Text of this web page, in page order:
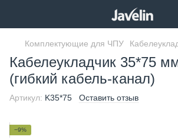
Комплектующие для ЧПУ
Кабелеукладчик 35*75
(гибкий кабель-канал)
Артикул: K35*75 Оставить отзыв
−9%